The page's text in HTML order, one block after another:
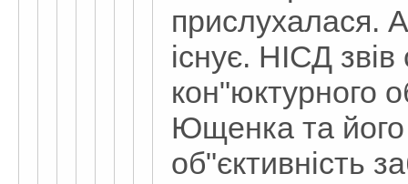
прислухалася.
існує. НІСД
кон"юктурного
Ющенка та
об"єктивність